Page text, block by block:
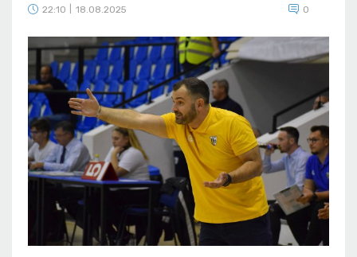
22:10 18.08.2025 0